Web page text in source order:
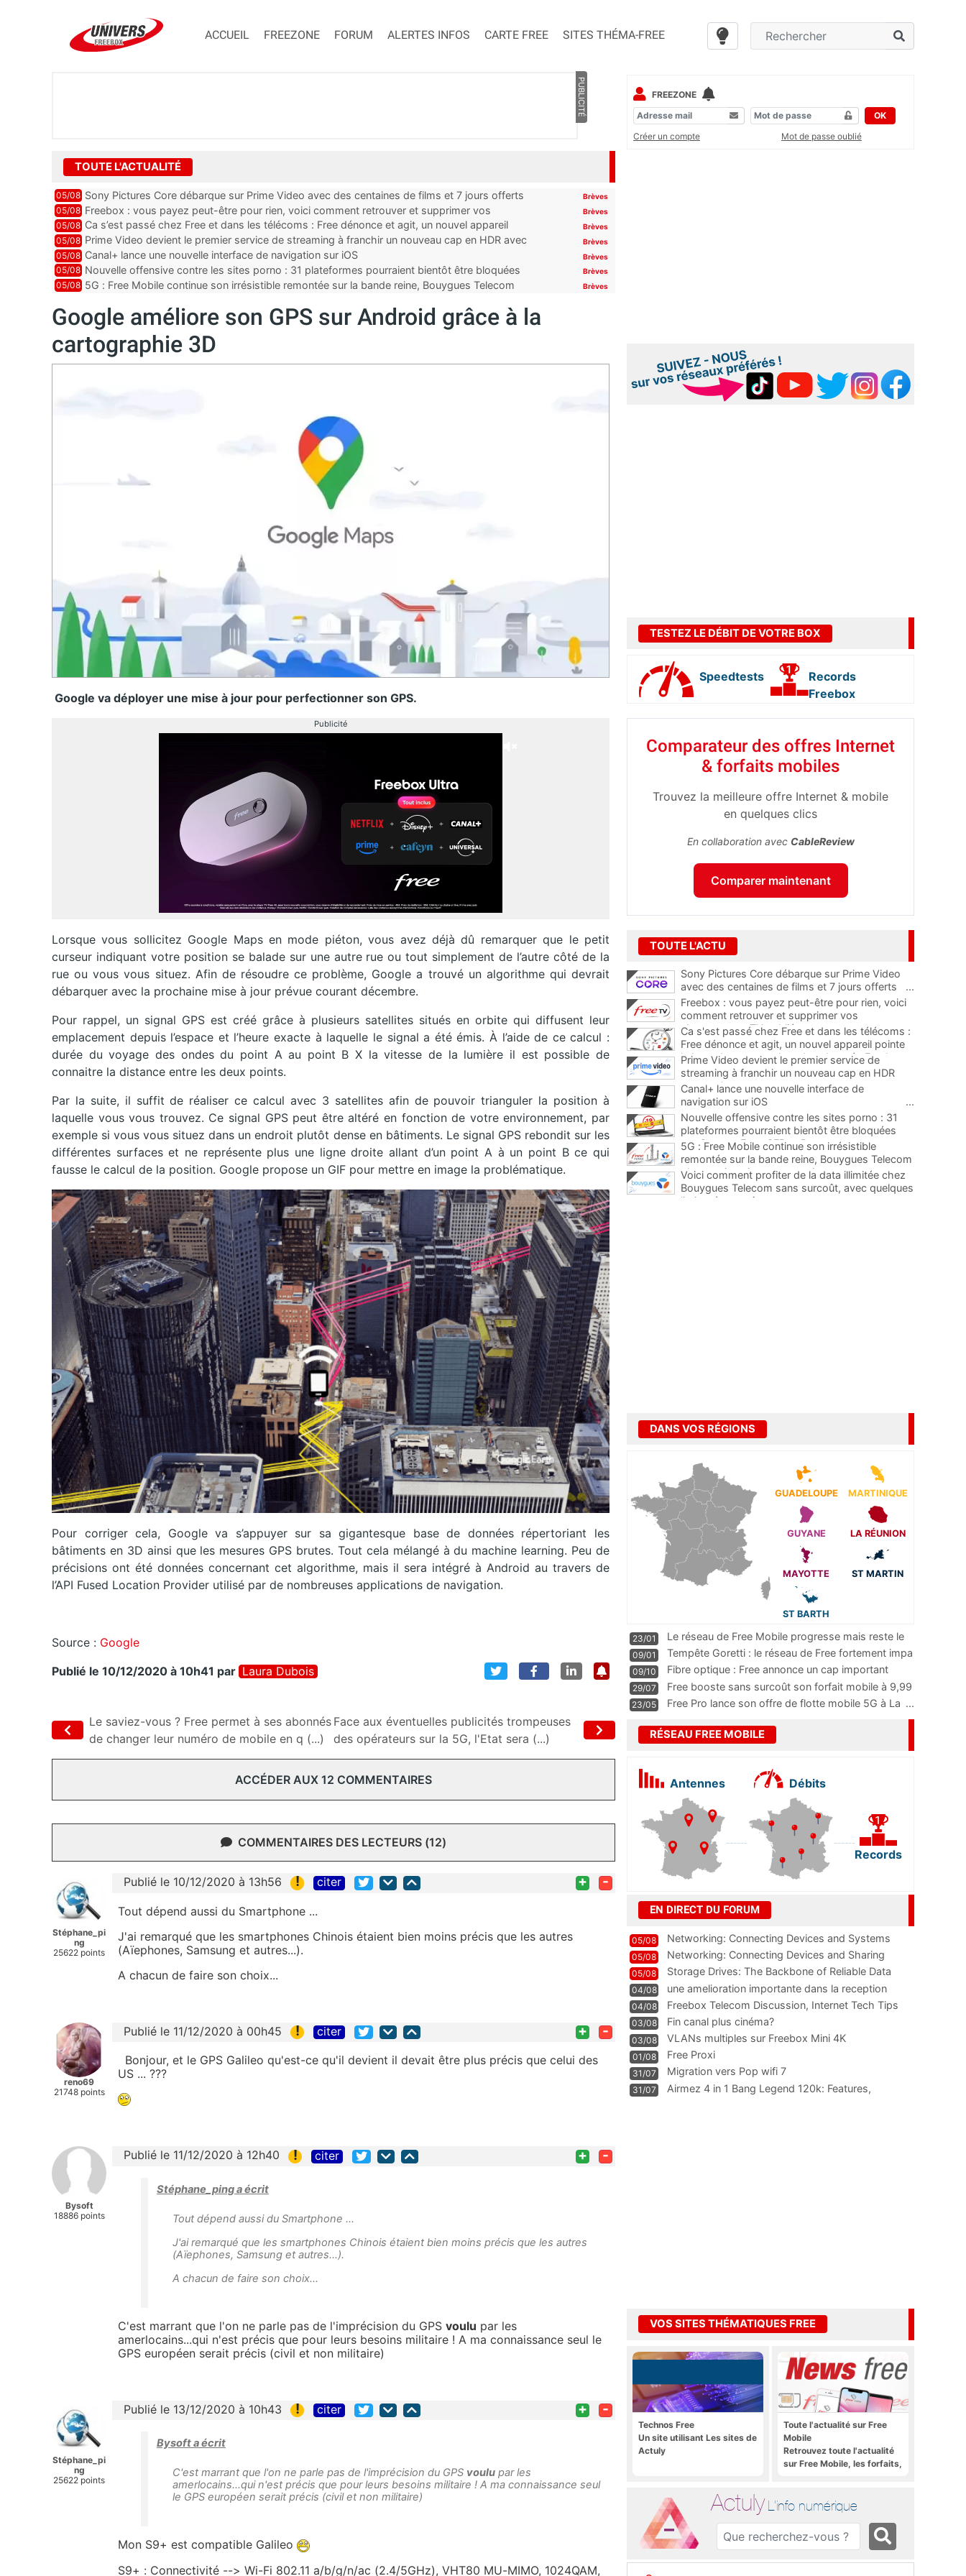
ACCUEIL FREEZONE FORUM ALERTES INFOS CARTE FREE SITES THÉMA-FREE
PUBLICITÉ
TOUTE L'ACTUALITÉ
05/08 Sony Pictures Core débarque sur Prime Video avec des centaines de films et 7 jours offerts Brèves
05/08 Freebox : vous payez peut-être pour rien, voici comment retrouver et supprimer vos
abonnements TV oubliés
Brèves
05/08 Ca s’est passé chez Free et dans les télécoms : Free dénonce et agit, un nouvel appareil
pointe le bout de...
Brèves
05/08 Prime Video devient le premier service de streaming à franchir un nouveau cap en HDR avec
ce lancement
Brèves
05/08 Canal+ lance une nouvelle interface de navigation sur iOS Brèves
05/08 Nouvelle offensive contre les sites porno : 31 plateformes pourraient bientôt être bloquées
par Orange, Free, SF...
Brèves
05/08 5G : Free Mobile continue son irrésistible remontée sur la bande reine, Bouygues Telecom
Brèves
Google améliore son GPS sur Android grâce à la
cartographie 3D
Google va déployer une mise à jour pour perfectionner son GPS.
Publicité
Lorsque vous sollicitez Google Maps en mode piéton, vous avez déjà dû remarquer que le petit
curseur indiquant votre position se balade sur une autre rue ou tout simplement de l’autre côté de la
rue ou vous vous situez. Afin de résoudre ce problème, Google a trouvé un algorithme qui devrait
débarquer avec la prochaine mise à jour prévue courant décembre.
Pour rappel, un signal GPS est créé grâce à plusieurs satellites situés en orbite qui diffusent leur
emplacement depuis l’espace et l’heure exacte à laquelle le signal a été émis. À l’aide de ce calcul :
durée du voyage des ondes du point A au point B X la vitesse de la lumière il est possible de
connaitre la distance entre les deux points.
Par la suite, il suffit de réaliser ce calcul avec 3 satellites afin de pouvoir trianguler la position à
laquelle vous vous trouvez. Ce signal GPS peut être altéré en fonction de votre environnement, par
exemple si vous vous situez dans un endroit plutôt dense en bâtiments. Le signal GPS rebondit sur les
différentes surfaces et ne représente plus une ligne droite allant d’un point A à un point B ce qui
fausse le calcul de la position. Google propose un GIF pour mettre en image la problématique.
Pour corriger cela, Google va s’appuyer sur sa gigantesque base de données répertoriant les
bâtiments en 3D ainsi que les mesures GPS brutes. Tout cela mélangé à du machine learning. Peu de
précisions ont été données concernant cet algorithme, mais il sera intégré à Android au travers de
l’API Fused Location Provider utilisé par de nombreuses applications de navigation.
Source : Google
Publié le 10/12/2020 à 10h41 par Laura Dubois
Le saviez-vous ? Free permet à ses abonnés
de changer leur numéro de mobile en q (...)
Face aux éventuelles publicités trompeuses
des opérateurs sur la 5G, l'Etat sera (...)
ACCÉDER AUX 12 COMMENTAIRES
COMMENTAIRES DES LECTEURS (12)
Stéphane_pi
ng
25622 points
Publié le 10/12/2020 à 13h56 ! citer + -
Tout dépend aussi du Smartphone ...
J'ai remarqué que les smartphones Chinois étaient bien moins précis que les autres
(Aïephones, Samsung et autres...).
A chacun de faire son choix...
reno69
21748 points
Publié le 11/12/2020 à 00h45 ! citer + -
Bonjour, et le GPS Galileo qu'est-ce qu'il devient il devait être plus précis que celui des
US ... ???
Bysoft
18886 points
Publié le 11/12/2020 à 12h40 ! citer + -
Stéphane_ping a écrit
Tout dépend aussi du Smartphone ...
J'ai remarqué que les smartphones Chinois étaient bien moins précis que les autres
(Aïephones, Samsung et autres...).
A chacun de faire son choix...
C'est marrant que l'on ne parle pas de l'imprécision du GPS voulu par les
amerlocains...qui n'est précis que pour leurs besoins militaire ! A ma connaissance seul le
GPS européen serait précis (civil et non militaire)
Stéphane_pi
ng
25622 points
Publié le 13/12/2020 à 10h43 ! citer + -
Bysoft a écrit
C'est marrant que l'on ne parle pas de l'imprécision du GPS voulu par les
amerlocains...qui n'est précis que pour leurs besoins militaire ! A ma connaissance seul
le GPS européen serait précis (civil et non militaire)
Mon S9+ est compatible Galileo
S9+ : Connectivité --> Wi-Fi 802.11 a/b/g/n/ac (2.4/5GHz), VHT80 MU-MIMO, 1024QAM,
FREEZONE
OK
Créer un compte
Mot de passe oublié
TESTEZ LE DÉBIT DE VOTRE BOX
Speedtests
Records
Freebox
Comparateur des offres Internet
& forfaits mobiles
Trouvez la meilleure offre Internet & mobile
en quelques clics
En collaboration avec CableReview
Comparer maintenant
TOUTE L'ACTU
Sony Pictures Core débarque sur Prime Video
avec des centaines de films et 7 jours offerts
...
Freebox : vous payez peut-être pour rien, voici
comment retrouver et supprimer vos
abonnements TV oubliés
...
Ca s'est passé chez Free et dans les télécoms :
Free dénonce et agit, un nouvel appareil pointe
le bout de son nez chez des abonnés Freebox...
Prime Video devient le premier service de
streaming à franchir un nouveau cap en HDR
avec ce lancement
Canal+ lance une nouvelle interface de
navigation sur iOS
...
Nouvelle offensive contre les sites porno : 31
plateformes pourraient bientôt être bloquées
par Orange, Free, SFR et Bouygues
5G : Free Mobile continue son irrésistible
remontée sur la bande reine, Bouygues Telecom
plus que jamais sous pression
Voici comment profiter de la data illimitée chez
Bouygues Telecom sans surcoût, avec quelques
limites à connaître
DANS VOS RÉGIONS
GUADELOUPE MARTINIQUE
GUYANE LA RÉUNION
MAYOTTE ST MARTIN
ST BARTH
23/01
Le réseau de Free Mobile progresse mais reste le
m
...
09/01
Tempête Goretti : le réseau de Free fortement impa
09/10
Fibre optique : Free annonce un cap important
pass
...
29/07
Free booste sans surcoût son forfait mobile à 9,99
23/05 Free Pro lance son offre de flotte mobile 5G à La ...
RÉSEAU FREE MOBILE
Antennes Débits
Records
EN DIRECT DU FORUM
05/08 Networking: Connecting Devices and Systems
05/08
Networking: Connecting Devices and Sharing
Information
05/08
Storage Drives: The Backbone of Reliable Data
Management
04/08
une amelioration importante dans la reception
WIFI
04/08
Freebox Telecom Discussion, Internet Tech Tips
Communi
03/08 Fin canal plus cinéma?
03/08 VLANs multiples sur Freebox Mini 4K
01/08 Free Proxi
31/07 Migration vers Pop wifi 7
31/07
Airmez 4 in 1 Bang Legend 120k: Features,
VOS SITES THÉMATIQUES FREE
Technos Free
Un site utilisant Les sites de
Actuly
Toute l'actualité sur Free
Mobile
Retrouvez toute l'actualité
sur Free Mobile, les forfaits,
bien plus encore
Actuly L'info numérique